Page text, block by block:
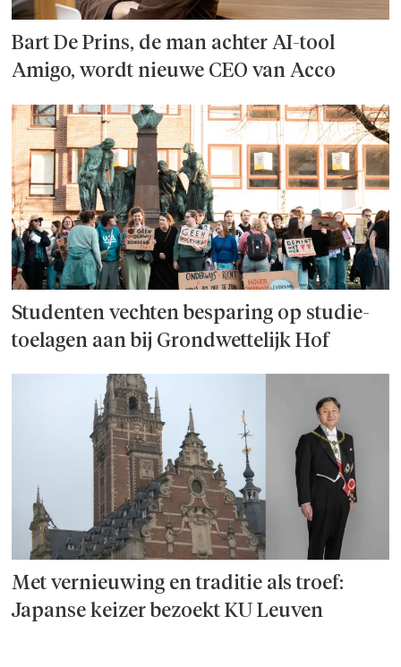
Bart De Prins, de man achter AI-tool
Amigo, wordt nieuwe CEO van Acco
Studenten vechten besparing op studie­
toelagen aan bij Grondwettelijk Hof
Met vernieuwing en traditie als troef:
Japanse keizer bezoekt KU Leuven